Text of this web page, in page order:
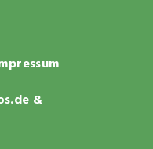
&